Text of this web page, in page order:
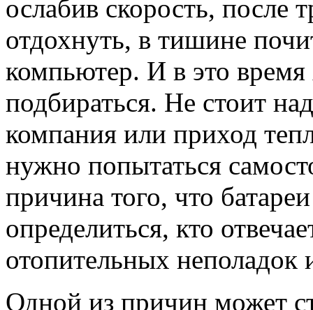
ослабив скорость, после
отдохнуть, в тишине
компьютер. И в это
подбираться. Не стоит
компания или приход
нужно попытаться
причина того, что
определиться, кто
отопительных неполадок
Одной из причин может